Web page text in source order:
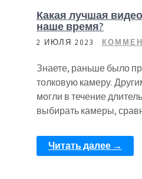
Какая лучшая
наше время?
2 ИЮЛЯ 2023
Знаете, раньше было
толковую камеру.
могли в течение
выбирать камеры,
Читать далее →